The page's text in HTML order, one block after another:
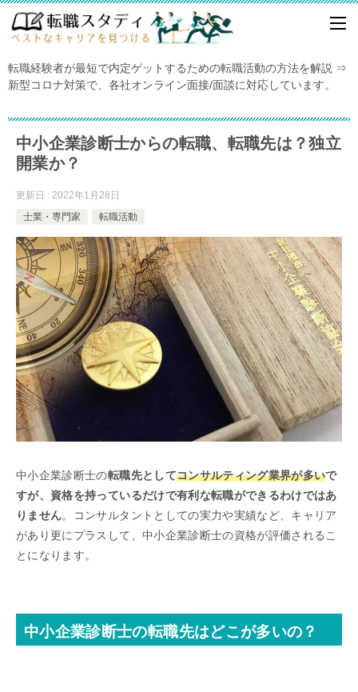
転職経験者が最短で内定ゲットするための転職活動の方法を解説 ⇒
新型コロナ対策で、各社オンライン面接/面談に対応しています。
中小企業診断士からの転職、転職先は？独立
開業か？
更新日 : 2022年1月28日
士業・専門家
転職活動
中小企業診断士の転職先としてコンサルティング業界が多いで
すが、資格を持っているだけで有利な転職ができるわけではあ
りません。コンサルタントとしての実力や実績など、キャリア
があり更にプラスして、中小企業診断士の資格が評価されるこ
とになります。
中小企業診断士の転職先はどこが多いの？